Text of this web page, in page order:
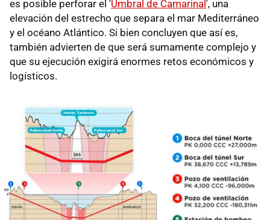
es posible perforar el 'Umbral de Camarinal ', una
elevación del estrecho que separa el mar Mediterráneo
y el océano Atlántico. Si bien concluyen que así es,
también advierten de que será sumamente complejo y
que su ejecución exigirá enormes retos económicos y
logísticos.